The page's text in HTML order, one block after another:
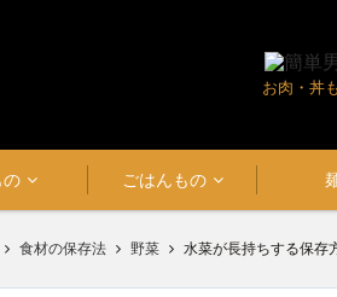
お肉・丼
の ごはんもの
食材の保存法 野菜 水菜が長持ちする保存